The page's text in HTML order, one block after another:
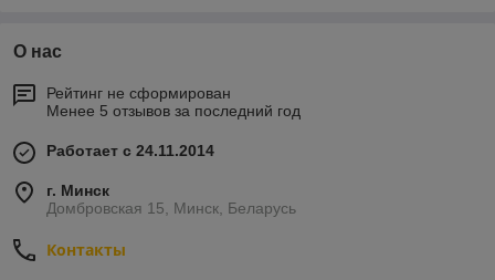
О нас
Рейтинг не сформирован
Менее 5 отзывов за последний год
Работает с 24.11.2014
г. Минск
Домбровская 15, Минск, Беларусь
Контакты